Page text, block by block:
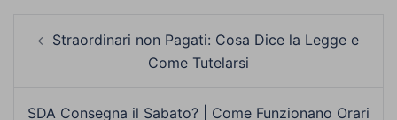
articolo
Straordinari non Pagati: Cosa Dice la Legge e
Come Tutelarsi
SDA Consegna il Sabato? | Come Funzionano Orari